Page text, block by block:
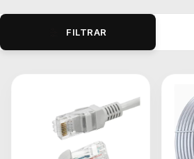
FILTRAR